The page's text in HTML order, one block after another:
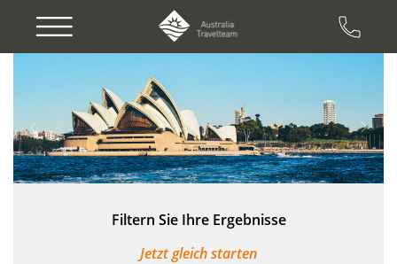
Filtern Sie Ihre Ergebnisse
Jetzt gleich starten